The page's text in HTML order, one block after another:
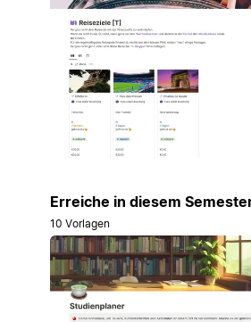
Erreiche in diesem
10 Vorlagen